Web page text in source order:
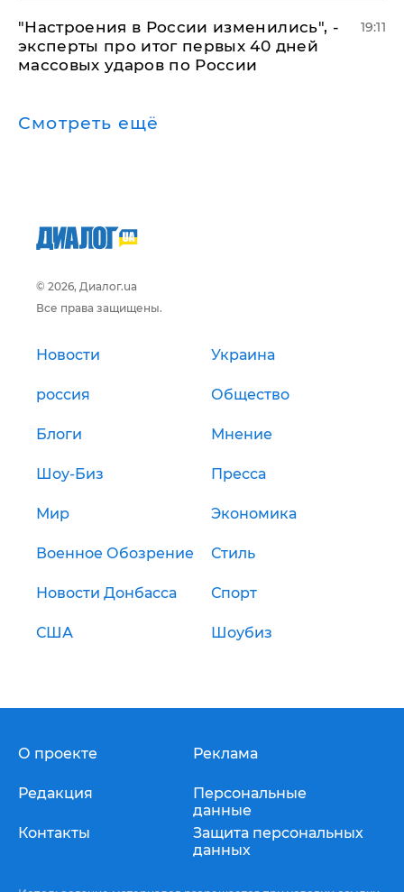
"Настроения в России изменились", -
эксперты про итог первых 40 дней
массовых ударов по России
19:11
Смотреть ещё
© 2026, Диалог.ua
Все права защищены.
Новости Украина
россия Общество
Блоги Мнение
Шоу-Биз Пресса
Мир Экономика
Военное Обозрение Стиль
Новости Донбасса Спорт
США Шоубиз
О проекте
Редакция
Контакты
Реклама
Персональные
данные
Защита персональных
данных